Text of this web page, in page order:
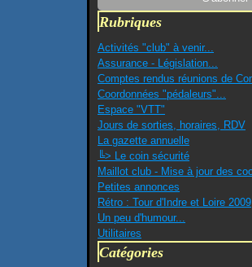
Rubriques
Activités "club" à venir...
Assurance - Législation...
Comptes rendus réunions de
Coordonnées "pédaleurs"...
Espace "VTT"
Jours de sorties, horaires, RDV
La gazette annuelle
╚> Le coin sécurité
Maillot club - Mise à jour des
Petites annonces
Rétro : Tour d'Indre et Loire 2009
Un peu d'humour...
Utilitaires
Catégories